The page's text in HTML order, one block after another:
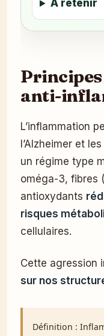
À retenir
anti-
L’inflammation
l’Alzheimer et
un régime type
oméga-3, fibres
antioxydants
risques
cellulaires.
Cette agression
sur nos
Définition :